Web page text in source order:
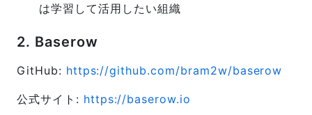
は学習して活用したい組織
2. Baserow
GitHub: https://github.com/bram2w/baserow
公式サイト: https://baserow.io